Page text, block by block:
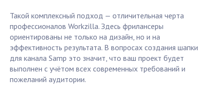
Такой комплексный подход — отличительная черта
профессионалов Workzilla. Здесь фрилансеры
ориентированы не только на дизайн, но и на
эффективность результата. В вопросах создания шапки
для канала Samp это значит, что ваш проект будет
выполнен с учётом всех современных требований и
пожеланий аудитории.